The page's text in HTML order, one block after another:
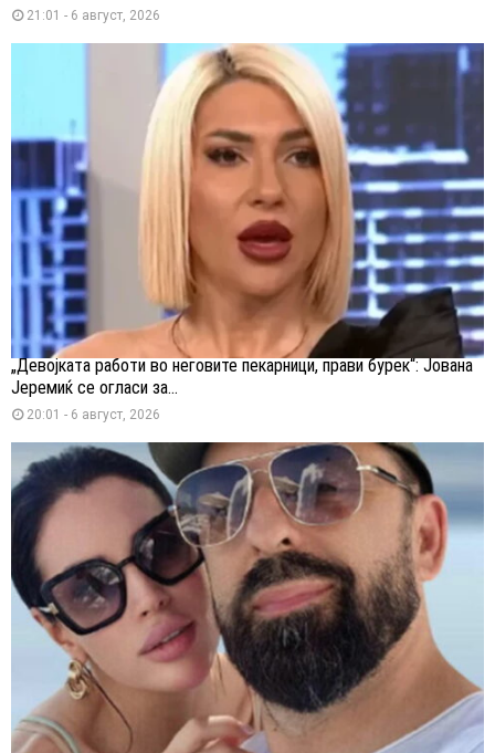
21:01 - 6 август, 2026
„Девојката работи во неговите пекарници, прави бурек“: Јована
Јеремиќ се огласи за...
20:01 - 6 август, 2026